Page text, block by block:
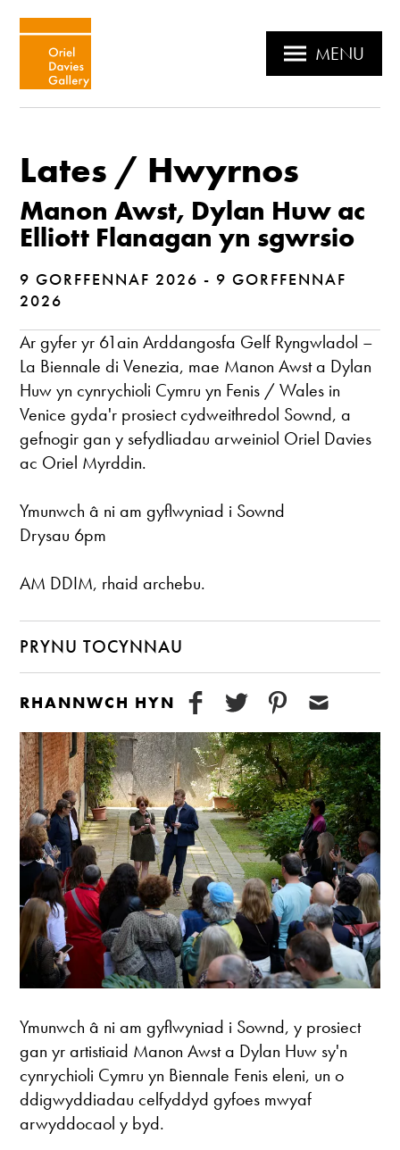
MENU
Lates / Hwyrnos
Manon Awst, Dylan Huw ac
Elliott Flanagan yn sgwrsio
9 GORFFENNAF 2026 - 9 GORFFENNAF
2026
Ar gyfer yr 61ain Arddangosfa Gelf Ryngwladol –
La Biennale di Venezia, mae Manon Awst a Dylan
Huw yn cynrychioli Cymru yn Fenis / Wales in
Venice gyda'r prosiect cydweithredol Sownd, a
gefnogir gan y sefydliadau arweiniol Oriel Davies
ac Oriel Myrddin.
Ymunwch â ni am gyflwyniad i Sownd
Drysau 6pm
AM DDIM, rhaid archebu.
PRYNU TOCYNNAU
RHANNWCH HYN
Ymunwch â ni am gyflwyniad i Sownd, y prosiect
gan yr artistiaid Manon Awst a Dylan Huw sy'n
cynrychioli Cymru yn Biennale Fenis eleni, un o
ddigwyddiadau celfyddyd gyfoes mwyaf
arwyddocaol y byd.